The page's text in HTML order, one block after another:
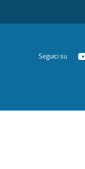
Seguici su